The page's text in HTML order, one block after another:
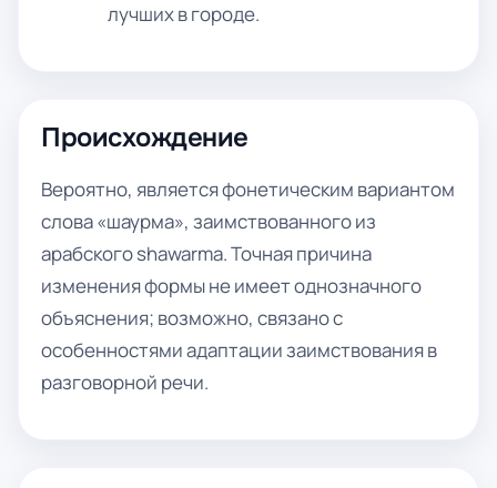
лучших в городе.
Происхождение
Вероятно, является фонетическим вариантом
слова «шаурма», заимствованного из
арабского shawarma. Точная причина
изменения формы не имеет однозначного
объяснения; возможно, связано с
особенностями адаптации заимствования в
разговорной речи.